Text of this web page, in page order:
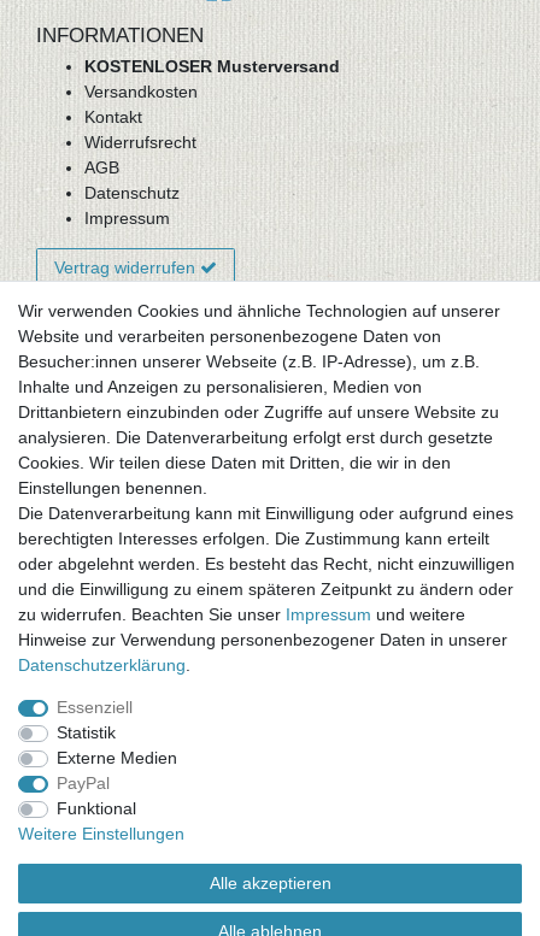
INFORMATIONEN
KOSTENLOSER Musterversand
Versandkosten
Kontakt
Widerrufsrecht
AGB
Datenschutz
Impressum
Vertrag widerrufen
Newsletter-Anmeldung
FAQ / Fragen
Mein Warenkorb
Mein Merkzettel
Mein Konto
UNSER LADENGESCHÄFT
Gottlieb-Daimler-Str. 10
33334 Gütersloh
ÖFFNUNGSZEITEN
Montag - Dienstag: 8.00 - 18.00 Uhr, Mittwoch Ruhetag,
Donnerstag: 8.00 - 18.00 Uhr, Freitag 8.00 - 14.00 Uhr
KUNDENSERVICE
Telefon: (05241) 403 22 38
E-Mail: info@stoffamstueck.de
Alle Preise inklusive gesetzlicher Mehrwertsteuer und
zuzüglichVersandkosten. * Pflichtfeld
Wir verwenden Cookies und ähnliche Technologien auf unserer
Website und verarbeiten personenbezogene Daten von
Besucher:innen unserer Webseite (z.B. IP-Adresse), um z.B.
Inhalte und Anzeigen zu personalisieren, Medien von
Drittanbietern einzubinden oder Zugriffe auf unsere Website zu
analysieren. Die Datenverarbeitung erfolgt erst durch gesetzte
Cookies. Wir teilen diese Daten mit Dritten, die wir in den
Einstellungen benennen.
Die Datenverarbeitung kann mit Einwilligung oder aufgrund eines
berechtigten Interesses erfolgen. Die Zustimmung kann erteilt
oder abgelehnt werden. Es besteht das Recht, nicht einzuwilligen
und die Einwilligung zu einem späteren Zeitpunkt zu ändern oder
zu widerrufen. Beachten Sie unser Impressum und weitere
Hinweise zur Verwendung personenbezogener Daten in unserer
Daten­schutz­erklärung
Essenziell
Statistik
Externe Medien
PayPal
Funktional
Weitere Einstellungen
Alle akzeptieren
Alle ablehnen